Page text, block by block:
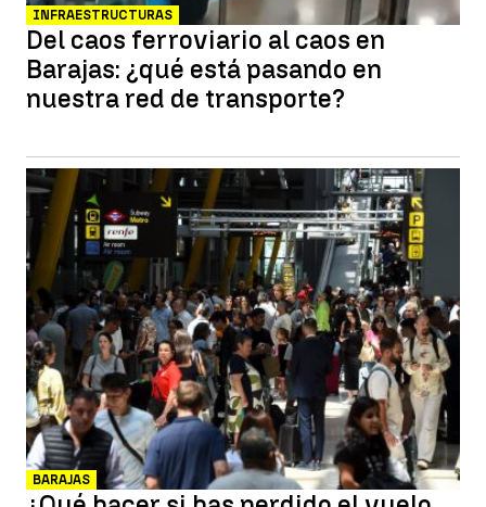
INFRAESTRUCTURAS
Del caos ferroviario al caos en
Barajas: ¿qué está pasando en
nuestra red de transporte?
BARAJAS